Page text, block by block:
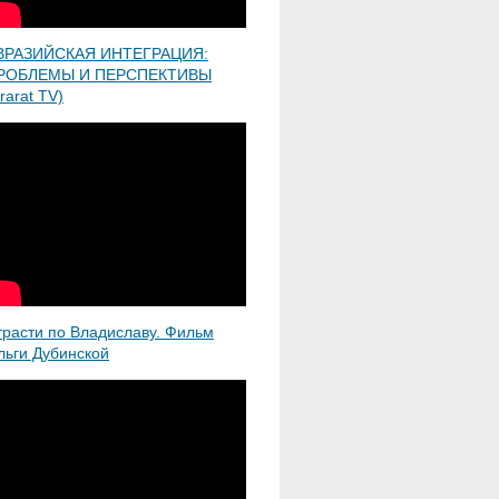
ИНТЕГРАЦИЯ:
И ПЕРСПЕКТИВЫ
TV)
по Владиславу. Фильм
Дубинской